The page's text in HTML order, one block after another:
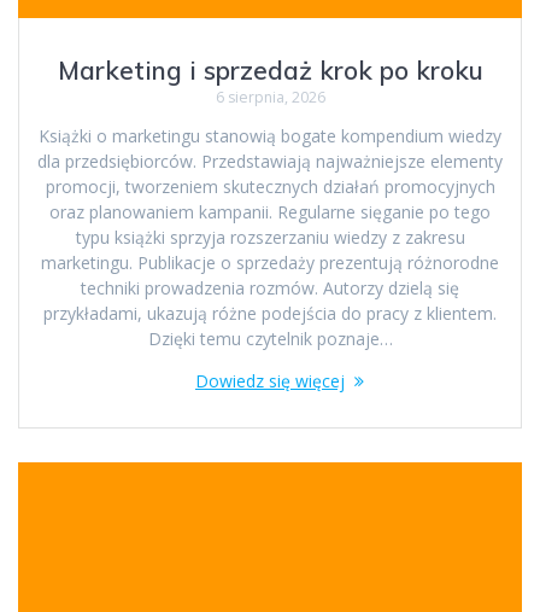
Marketing i sprzedaż krok po kroku
6 sierpnia, 2026
Książki o marketingu stanowią bogate kompendium wiedzy
dla przedsiębiorców. Przedstawiają najważniejsze elementy
promocji, tworzeniem skutecznych działań promocyjnych
oraz planowaniem kampanii. Regularne sięganie po tego
typu książki sprzyja rozszerzaniu wiedzy z zakresu
marketingu. Publikacje o sprzedaży prezentują różnorodne
techniki prowadzenia rozmów. Autorzy dzielą się
przykładami, ukazują różne podejścia do pracy z klientem.
Dzięki temu czytelnik poznaje…
Dowiedz się więcej